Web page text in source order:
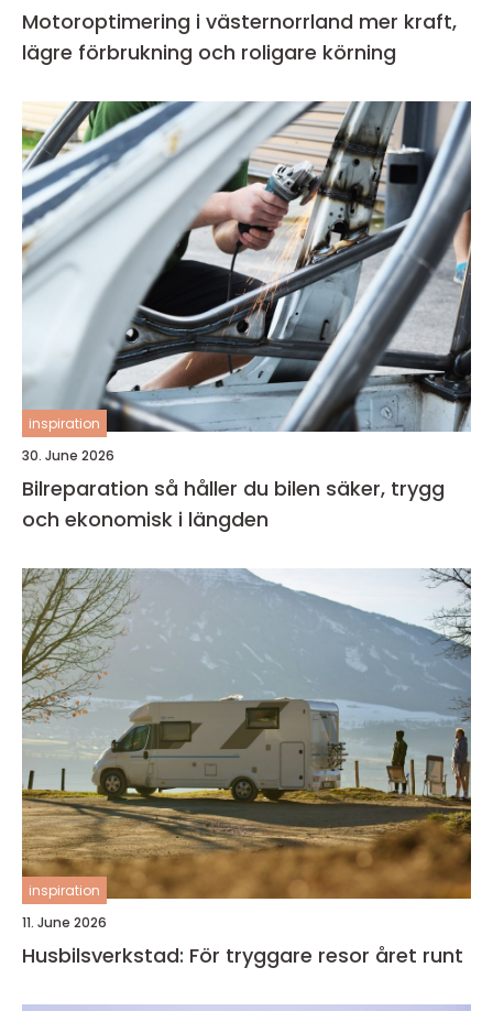
Motoroptimering i västernorrland mer kraft,
lägre förbrukning och roligare körning
inspiration
30. June 2026
Bilreparation så håller du bilen säker, trygg
och ekonomisk i längden
inspiration
11. June 2026
Husbilsverkstad: För tryggare resor året runt